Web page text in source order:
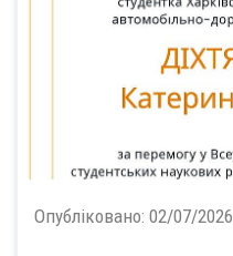
Опубліковано: 02/07/2026